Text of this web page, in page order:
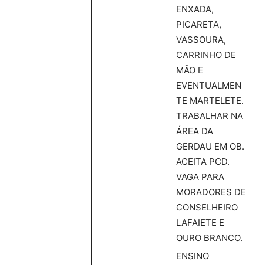
ENXADA,
PICARETA,
VASSOURA,
CARRINHO DE
MÃO E
EVENTUALMEN
TE MARTELETE.
TRABALHAR NA
ÁREA DA
GERDAU EM OB.
ACEITA PCD.
VAGA PARA
MORADORES DE
CONSELHEIRO
LAFAIETE E
OURO BRANCO.
ENSINO